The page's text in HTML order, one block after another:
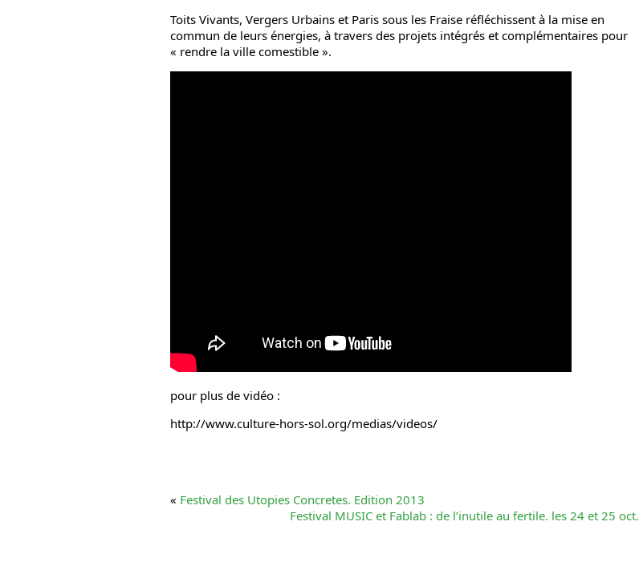
Toits Vivants, Vergers Urbains et Paris sous les Fraise réfléchissent à la mise en
commun de leurs énergies, à travers des projets intégrés et complémentaires pour
« rendre la ville comestible ».
pour plus de vidéo :
http://www.culture-hors-sol.org/medias/videos/
« Festival des Utopies Concretes. Edition 2013
Festival MUSIC et Fablab : de l’inutile au fertile. les 24 et 25 oct.